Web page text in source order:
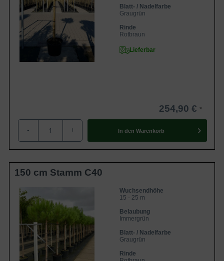
Blatt- / Nadelfarbe
Graugrün
Rinde
Rotbraun
Lieferbar
254,90 €
- + In den Warenkorb
150 cm Stamm C40
Wuchsendhöhe
15 - 25 m
Belaubung
Immergrün
Blatt- / Nadelfarbe
Graugrün
Rinde